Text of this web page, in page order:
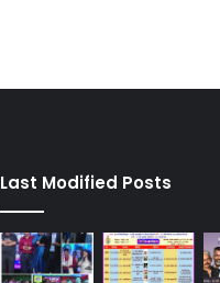
Last Modified Posts